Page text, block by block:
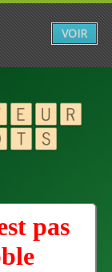
pas
VOIR